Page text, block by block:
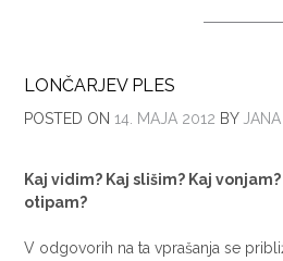
LONČARJEV PLES
POSTED ON 14. MAJA 2012 BY
Kaj vidim? Kaj slišim? Kaj
otipam?
V odgovorih na ta vprašanja se